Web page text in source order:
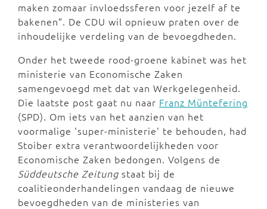
maken zomaar invloedssferen voor jezelf af te
bakenen”. De CDU wil opnieuw praten over de
inhoudelijke verdeling van de bevoegdheden.
Onder het tweede rood-groene kabinet was het
ministerie van Economische Zaken
samengevoegd met dat van Werkgelegenheid.
Die laatste post gaat nu naar Franz Müntefering
(SPD). Om iets van het aanzien van het
voormalige 'super-ministerie' te behouden, had
Stoiber extra verantwoordelijkheden voor
Economische Zaken bedongen. Volgens de
Süddeutsche Zeitung staat bij de
coalitieonderhandelingen vandaag de nieuwe
bevoegdheden van de ministeries van